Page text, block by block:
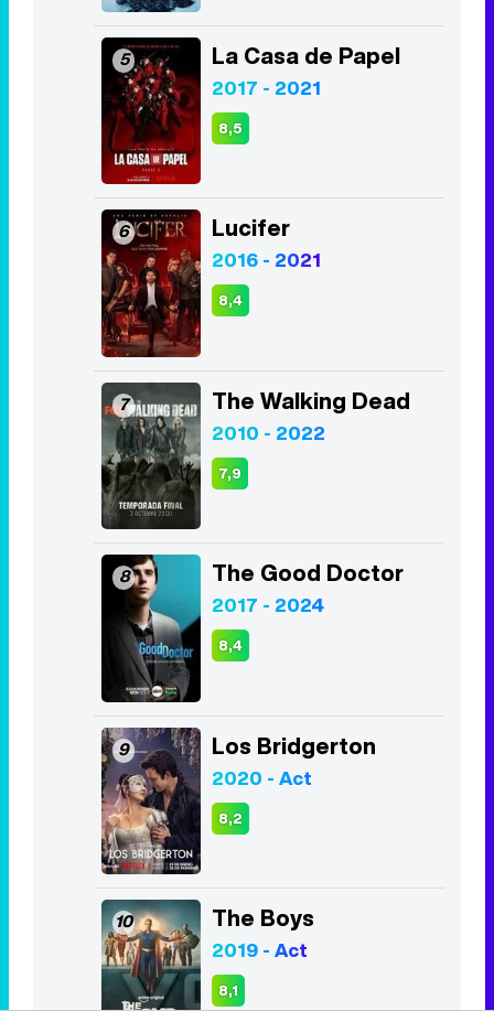
6 Lucifer
2016 - 2021
8,4
7 The Walking Dead
2010 - 2022
7,9
8 The Good Doctor
2017 - 2024
8,4
9 Los Bridgerton
2020 - Act
8,2
10 The Boys
2019 - Act
8,1
Listas